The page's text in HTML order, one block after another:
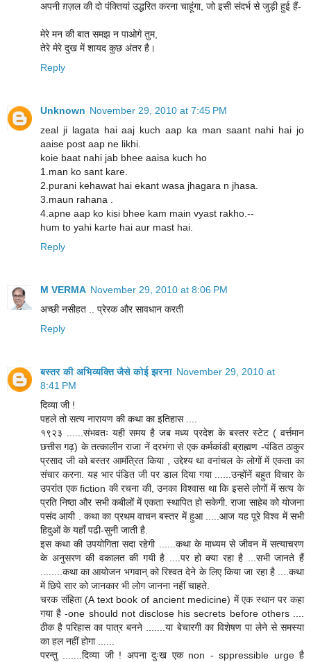
अपनी ग़ज़ल की दो पंक्तियां उद्धरित करना चाहूंगा, जो इसी संदर्भ से जुड़ी हुई हैं-
मेरे मन की बात समझ न पाओगे तुम,
तेरे मेरे दुख में शायद कुछ अंतर है।
Reply
Unknown November 29, 2010 at 7:45 PM
zeal ji lagata hai aaj kuch aap ka man saant nahi hai jo
aaise post aap ne likhi.
koie baat nahi jab bhee aaisa kuch ho
1.man ko sant kare.
2.purani kehawat hai ekant wasa jhagara n jhasa.
3.maun rahana .
4.apne aap ko kisi bhee kam main vyast rakho.--
hum to yahi karte hai aur mast hai.
Reply
M VERMA November 29, 2010 at 8:06 PM
अच्छी नसीहत .. प्रेरक और सावधान करती
Reply
बस्तर की अभिव्यक्ति जैसे कोई झरना November 29, 2010 at
8:41 PM
दिव्या जी !
पहले तो सत्य नारायण की कथा का इतिहास ....
१९२३ ......संभवतः यही समय है जब मध्य प्रदेश के बस्तर स्टेट ( वर्त्तमान
छत्तीस गढ़) के तत्कालीन राजा नें दरभंगा से एक कर्मकांडी ब्राह्मण -पंडित ठाकुर
प्रसाद जी को बस्तर आमंत्रित किया , उद्देश्य था वनांचल के लोगों में एकता का
संचार करना. यह भार पंडित जी पर डाल दिया गया ......उन्होंनें बहुत विचार के
उपरांत एक fiction की रचना की, उनका विश्वास था कि इससे लोगों में सत्य के
प्रति निष्ठा और सभी कबीलों में एकता स्थापित हो सकेगी. राजा साहेब को योजना
पसंद आयी . कथा का प्रथम वाचन बस्तर में हुआ .....आज यह पूरे विश्व में सभी
हिदुओं के यहाँ पढी-सुनी जाती है.
इस कथा की उपयोगिता सदा रहेगी ......कथा के माध्यम से जीवन में सत्याचरण
के अनुसरण की वकालत की गयी है ....पर हो क्या रहा है ...सभी जानते हैं
........कथा का आयोजन भगवान् को रिश्वत देने के लिए किया जा रहा है ....कथा
में छिपे सार को जानकार भी लोग जानना नहीं चाहते.
चरक संहिता (A text book of ancient medicine) में एक स्थान पर कहा
गया है -one should not disclose his secrets before others ....
ठीक है परिहास का पात्र बनने .......या बेचारगी का विशेषण पा लेने से समस्या
का हल नहीं होगा ......
परन्तु .......दिव्या जी ! अपना दुःख एक non - sppressible urge है